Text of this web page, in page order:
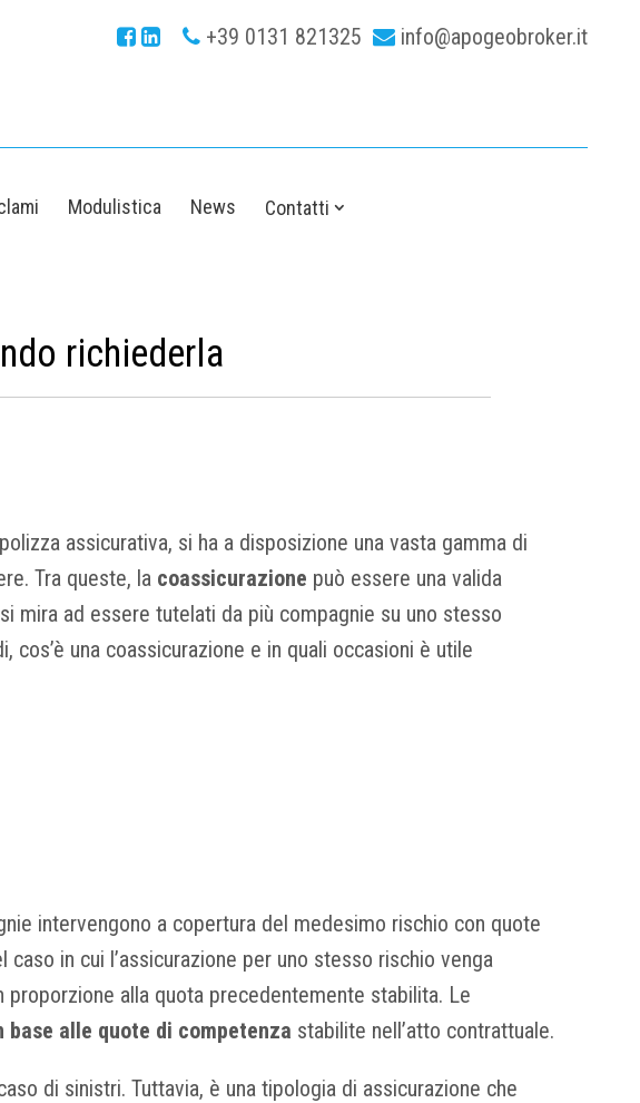
+39 0131 821325 info@apogeobroker.it
Modulistica News Contatti
richiederla
assicurativa, si ha a disposizione una vasta gamma di
Tra queste, la coassicurazione può essere una valida
mira ad essere tutelati da più compagnie su uno stesso
cos’è una coassicurazione e in quali occasioni è utile
intervengono a copertura del medesimo rischio con quote
in cui l’assicurazione per uno stesso rischio venga
alla quota precedentemente stabilita. Le
base alle quote di competenza stabilite nell’atto contrattuale.
di sinistri. Tuttavia, è una tipologia di assicurazione che